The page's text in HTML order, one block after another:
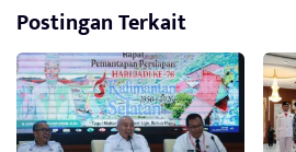
Postingan Terkait